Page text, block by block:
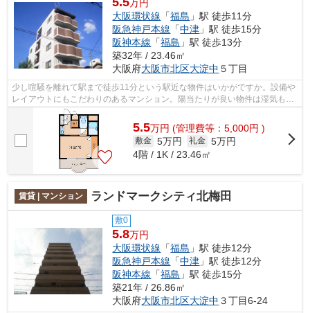
万円
大阪環状線 「福島 」駅 徒歩11分
阪急神戸本線 「中津 」駅 徒歩15分
阪神本線 「福島 」駅 徒歩13分
築32年 / 23.46㎡
大阪府大阪市北区大淀中 ５丁目
少し喧騒を離れて駅まで徒歩11分という駅近な物件はいかがですか。設備や
レイアウトにもこだわりのあるマンション。陽当たりが良い物件は湿気も少
なくすむので清潔さを保てます。大阪...
5.5万円 (管理費等：5,000円 )
敷金 5万円 礼金 5万円
4階 / 1K / 23.46㎡
賃貸 | マンション ランドマークシティ北梅田
敷0
5.8万円
大阪環状線 「福島 」駅 徒歩12分
阪急神戸本線 「中津 」駅 徒歩12分
阪神本線 「福島 」駅 徒歩15分
築21年 / 26.86㎡
大阪府大阪市北区大淀中 ３丁目6-24